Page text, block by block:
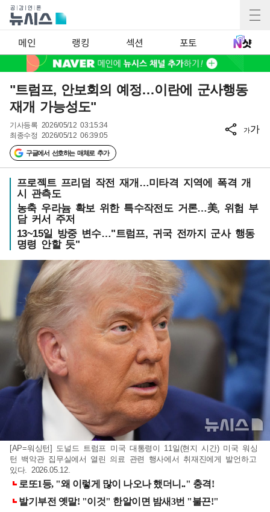
메인 랭킹 섹션 포토
"트럼프, 안보회의 예정…이란에 군사행동
재개 가능성도"
기사등록 2026/05/12 03:15:34
최종수정 2026/05/12 06:39:05
구글에서 선호하는 매체로 추가
가가
프로젝트 프리덤 작전 재개…미타격 지역에 폭격 개
시 관측도
농축 우라늄 확보 위한 특수작전도 거론…美, 위험 부
담 커서 주저
13~15일 방중 변수…"트럼프, 귀국 전까지 군사 행동
명령 안할 듯"
[AP=워싱턴] 도널드 트럼프 미국 대통령이 11일(현지 시간) 미국 워싱
턴 백악관 집무실에서 열린 의료 관련 행사에서 취재진에게 발언하고
있다. 2026.05.12.